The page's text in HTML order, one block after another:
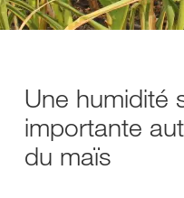
Une humidité
importante
du maïs